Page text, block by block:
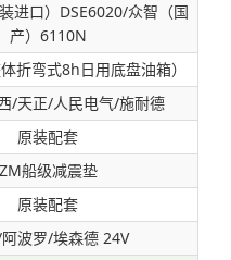
进口）DSE6020/众智（国
产）6110N
折弯式8h日用底盘油箱）
/天正/人民电气/施耐德
原装配套
ZM船级减震垫
原装配套
波罗/埃森德 24V